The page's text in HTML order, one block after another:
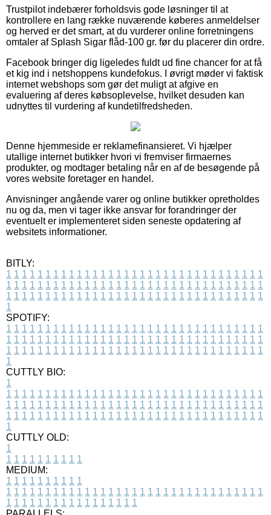
Trustpilot indebærer forholdsvis gode løsninger til at
kontrollere en lang række nuværende køberes anmeldelser
og herved er det smart, at du vurderer online forretningens
omtaler af Splash Sigar flåd-100 gr. før du placerer din ordre.
Facebook bringer dig ligeledes fuldt ud fine chancer for at få
et kig ind i netshoppens kundefokus. I øvrigt møder vi faktisk
internet webshops som gør det muligt at afgive en
evaluering af deres købsoplevelse, hvilket desuden kan
udnyttes til vurdering af kundetilfredsheden.
Denne hjemmeside er reklamefinansieret. Vi hjælper
utallige internet butikker hvori vi fremviser firmaernes
produkter, og modtager betaling når en af de besøgende på
vores website foretager en handel.
Anvisninger angående varer og online butikker opretholdes
nu og da, men vi tager ikke ansvar for forandringer der
eventuelt er implementeret siden seneste opdatering af
websitets informationer.
BITLY:
1 1 1 1 1 1 1 1 1 1 1 1 1 1 1 1 1 1 1 1 1 1 1 1 1 1 1 1 1 1 1 1 1
1 1 1 1 1 1 1 1 1 1 1 1 1 1 1 1 1 1 1 1 1 1 1 1 1 1 1 1 1 1 1 1 1
1 1 1 1 1 1 1 1 1 1 1 1 1 1 1 1 1 1 1 1 1 1 1 1 1 1 1 1 1 1 1 1 1
1
SPOTIFY:
1 1 1 1 1 1 1 1 1 1 1 1 1 1 1 1 1 1 1 1 1 1 1 1 1 1 1 1 1 1 1 1 1
1 1 1 1 1 1 1 1 1 1 1 1 1 1 1 1 1 1 1 1 1 1 1 1 1 1 1 1 1 1 1 1 1
1 1 1 1 1 1 1 1 1 1 1 1 1 1 1 1 1 1 1 1 1 1 1 1 1 1 1 1 1 1 1 1 1
1
CUTTLY BIO:
1
1 1 1 1 1 1 1 1 1 1 1 1 1 1 1 1 1 1 1 1 1 1 1 1 1 1 1 1 1 1 1 1 1
1 1 1 1 1 1 1 1 1 1 1 1 1 1 1 1 1 1 1 1 1 1 1 1 1 1 1 1 1 1 1 1 1
1 1 1 1 1 1 1 1 1 1 1 1 1 1 1 1 1 1 1 1 1 1 1 1 1 1 1 1 1 1 1 1 1
1
CUTTLY OLD:
1
1 1 1 1 1 1 1 1 1 1
MEDIUM:
1 1 1 1 1 1 1 1 1 1
1 1 1 1 1 1 1 1 1 1 1 1 1 1 1 1 1 1 1 1 1 1 1 1 1 1 1 1 1 1 1 1 1
1 1 1 1 1 1 1 1 1 1 1 1 1 1 1 1 1